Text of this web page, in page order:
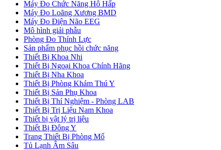
Máy Đo Chức Năng Hô Hấp
Máy Đo Loãng Xương BMD
Máy Đo Điện Não EEG
Mô hình giải phẫu
Phòng Đo Thính Lực
Sản phẩm phục hồi chức năng
Thiết Bị Khoa Nhi
Thiết Bị Ngoại Khoa Chính Hãng
Thiết Bị Nha Khoa
Thiết Bị Phòng Khám Thú Y
Thiết Bị Sản Phụ Khoa
Thiết Bị Thí Nghiệm - Phòng LAB
Thiết Bị Trị Liệu Nam Khoa
Thiết bị vật lý trị liệu
Thiết Bị Đông Y
Trang Thiết Bị Phòng Mổ
Tủ Lạnh Âm Sâu